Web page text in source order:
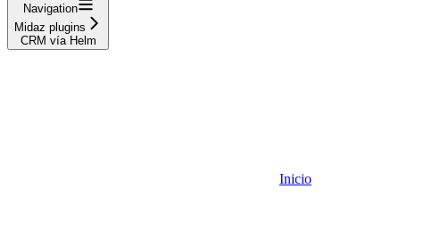
Navigation
Midaz plugins
CRM vía Helm
Inicio